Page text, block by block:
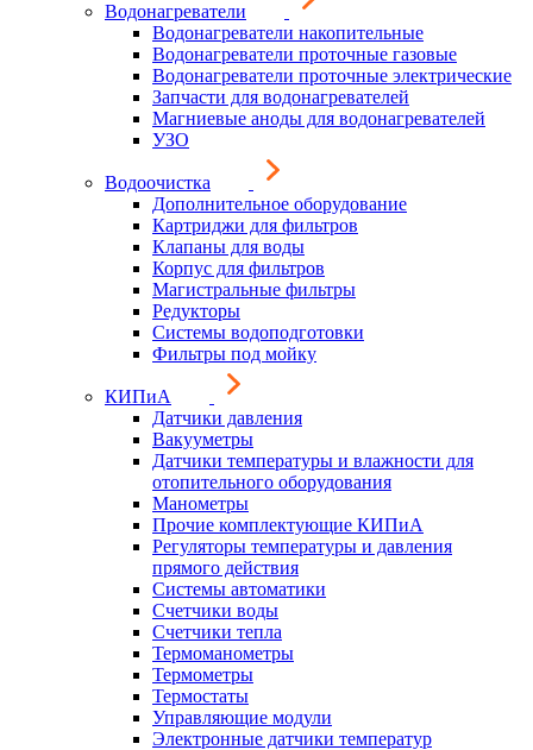
Водонагреватели
Водонагреватели накопительные
Водонагреватели проточные газовые
Водонагреватели проточные электрические
Запчасти для водонагревателей
Магниевые аноды для водонагревателей
УЗО
Водоочистка
Дополнительное оборудование
Картриджи для фильтров
Клапаны для воды
Корпус для фильтров
Магистральные фильтры
Редукторы
Системы водоподготовки
Фильтры под мойку
КИПиА
Датчики давления
Вакууметры
Датчики температуры и влажности для
отопительного оборудования
Манометры
Прочие комплектующие КИПиА
Регуляторы температуры и давления
прямого действия
Системы автоматики
Счетчики воды
Счетчики тепла
Термоманометры
Термометры
Термостаты
Управляющие модули
Электронные датчики температур